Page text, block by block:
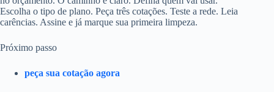
Escolha o tipo de plano. Peça três cotações. Teste a rede. Leia
carências. Assine e já marque sua primeira limpeza.
Próximo passo
peça sua cotação agora